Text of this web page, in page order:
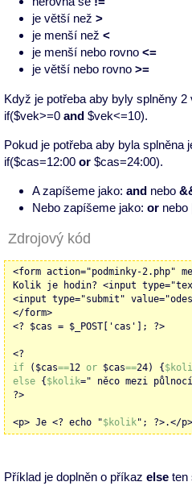
je větší než >
je menší než <
je menší nebo rovno <=
je větší nebo rovno >=
Když je potřeba aby byly splněny
if($vek>=0 and $vek<=10).
Pokud je potřeba aby byla splněna
if($cas=12:00 or $cas=24:00).
A zapíšeme jako: and nebo
Nebo zapíšeme jako: or nebo
Zdrojový kód
<form action="podminky-2.php"
Kolik je hodin? <input
<input type="submit"
</form>
<? $cas = $_POST['cas']; ?>
<?
if ($cas==12 or $cas==24) {
else { $kolik=" něco mezi
?>
<p> Je <? echo "$kolik"; ?>.</p>
Příklad je doplněn o příkaz else ten